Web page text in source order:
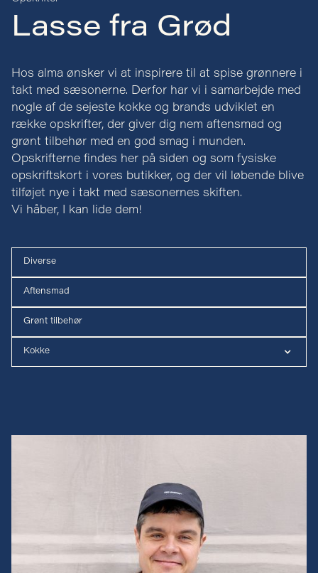
Lasse fra Grød
Hos alma ønsker vi at inspirere til at spise grønnere i
takt med sæsonerne. Derfor har vi i samarbejde med
nogle af de sejeste kokke og brands udviklet en
række opskrifter, der giver dig nem aftensmad og
grønt tilbehør med en god smag i munden.
Opskrifterne findes her på siden og som fysiske
opskriftskort i vores butikker, og der vil løbende blive
tilføjet nye i takt med sæsonernes skiften.
Vi håber, I kan lide dem!
Diverse
Aftensmad
Grønt tilbehør
Kokke